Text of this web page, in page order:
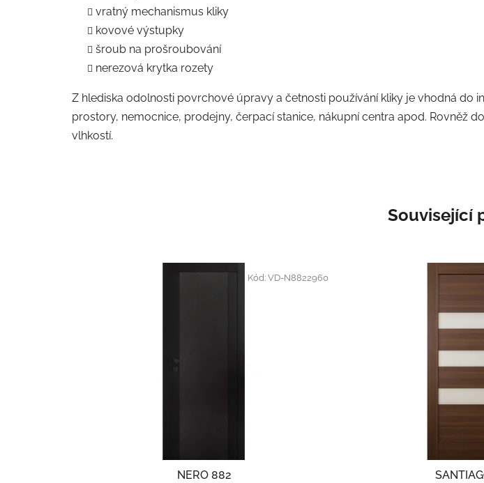
vratný mechanismus kliky
kovové výstupky
šroub na prošroubování
nerezová krytka rozety
Z hlediska odolnosti povrchové úpravy a četnosti používání kliky je vhodná do
prostory, nemocnice, prodejny, čerpací stanice, nákupní centra apod. Rovněž
vlhkostí.
Související
NERO 882
Kód:VD-N8822960